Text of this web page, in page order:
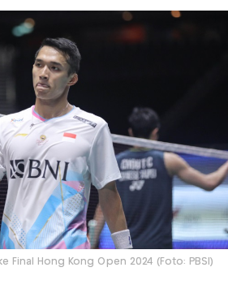
Final Hong Kong Open 2024 (Foto: PBSI)